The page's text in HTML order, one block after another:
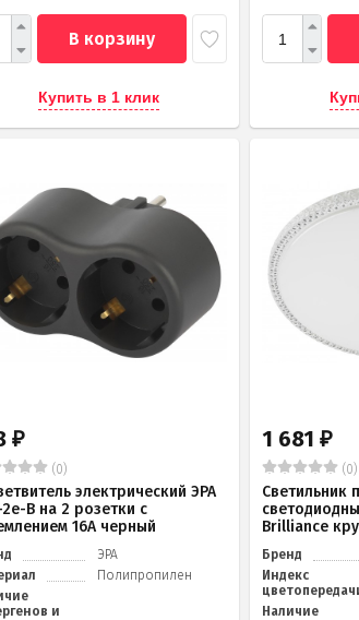
В корзину
Купить в 1 клик
₽
(0)
электрический ЭРА
2e-B на 2 розетки с
16А черный
ЭРА
Полипропилен
и
1 681₽
(0)
Светильник
Brilliance
Бренд
Индекс
Наличие